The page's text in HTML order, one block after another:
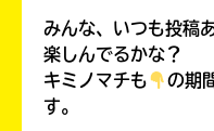
みんな、いつも投稿
楽しんでるかな？
キミノマチも
の期
す。